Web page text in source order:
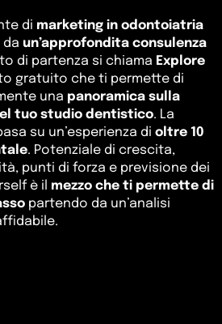
di marketing in odontoiatria
da un’approfondita consulenza
di partenza si chiama Explore
gratuito che ti permette di
una panoramica sulla
tuo studio dentistico. La
su un’esperienza di oltre 10
. Potenziale di crescita,
punti di forza e previsione dei
è il mezzo che ti permette di
partendo da un’analisi